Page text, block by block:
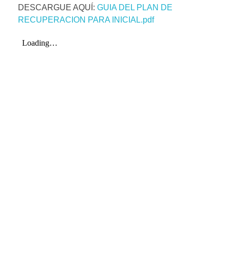
DESCARGUE AQUÍ: GUIA DEL PLAN DE
RECUPERACION PARA INICIAL.pdf